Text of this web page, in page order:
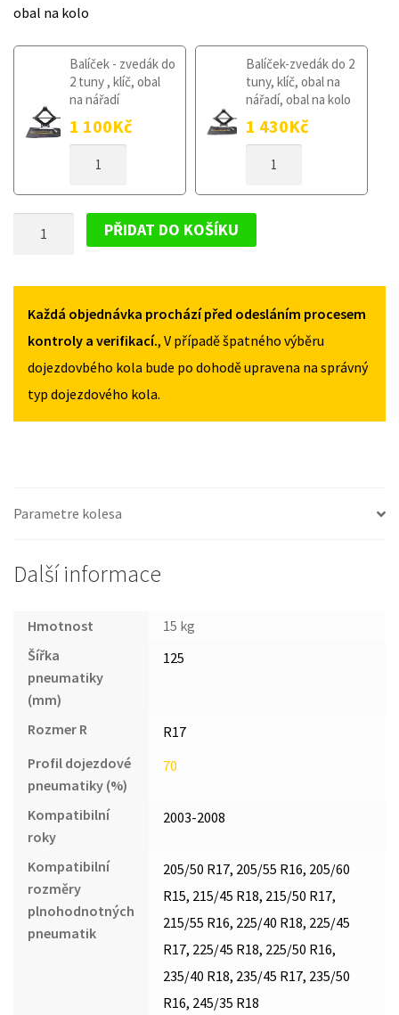
obal na kolo
Balíček - zvedák do
2 tuny , klíč, obal
na nářadí
1 100Kč
KOLO
2008
Balíček-zvedák do 2
tuny, klíč, obal na
nářadí, obal na kolo
1 430Kč
KOLO
2008
SIGNUM
2003-
2008
MNOŽSTVÍ
PŘIDAT DO KOŠÍKU
Každá objednávka prochází před odesláním procesem
kontroly a verifikací., V případě špatného výběru
dojezdovbého kola bude po dohodě upravena na správný
typ dojezdového kola.
Parametre kolesa
Další informace
Hmotnost
15 kg
Šířka
pneumatiky
(mm)
125
Rozmer R
R17
Profil dojezdové
pneumatiky (%)
70
Kompatibilní
roky
2003-2008
Kompatibilní
rozměry
plnohodnotných
pneumatik
205/50 R17, 205/55 R16, 205/60
R15, 215/45 R18, 215/50 R17,
215/55 R16, 225/40 R18, 225/45
R17, 225/45 R18, 225/50 R16,
235/40 R18, 235/45 R17, 235/50
R16, 245/35 R18